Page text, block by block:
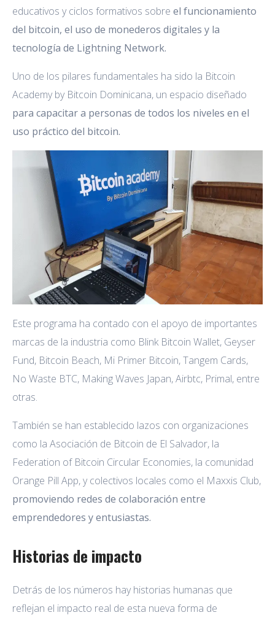
educativos y ciclos formativos sobre el funcionamiento
del bitcoin, el uso de monederos digitales y la
tecnología de Lightning Network.
Uno de los pilares fundamentales ha sido la Bitcoin
Academy by Bitcoin Dominicana, un espacio diseñado
para capacitar a personas de todos los niveles en el
uso práctico del bitcoin.
Este programa ha contado con el apoyo de importantes
marcas de la industria como Blink Bitcoin Wallet, Geyser
Fund, Bitcoin Beach, Mi Primer Bitcoin, Tangem Cards,
No Waste BTC, Making Waves Japan, Airbtc, Primal, entre
otras.
También se han establecido lazos con organizaciones
como la Asociación de Bitcoin de El Salvador, la
Federation of Bitcoin Circular Economies, la comunidad
Orange Pill App, y colectivos locales como el Maxxis Club,
promoviendo redes de colaboración entre
emprendedores y entusiastas.
Historias de impacto
Detrás de los números hay historias humanas que
reflejan el impacto real de esta nueva forma de